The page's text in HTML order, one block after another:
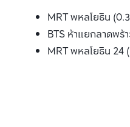
MRT พหลโยธิน
BTS ห้าแยกลาดพร้
MRT พหลโยธิน 24